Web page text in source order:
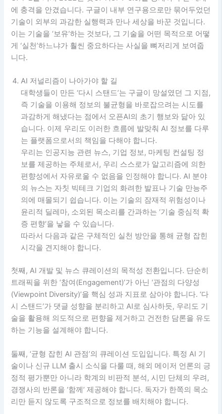
에 충격을 안겼습니다. 구글이 내부 연구용으로만 묶어두었던
기술이 외부의 과감한 실행력과 만나 세상을 바꾼 것입니다.
이는 기술을 ‘보유’하는 것보다, 그 기술을 어떤 목적으로 어떻
게 ‘실천’하느냐가 훨씬 중요하다는 사실을 뼈저리게 보여줍
니다.
AI 저널리즘이 나아가야 할 길
대학생들이 만든 ‘다시 스탠드’는 구글이 망설였던 그 지점,
즉 기술을 이용해 정보의 불균형을 바로잡으려는 시도를
과감하게 해냈다는 점에서 오픈AI의 초기 행보와 닮아 있
습니다. 이제 우리도 이러한 흐름에 발맞춰 AI 정보를 다루
는 플랫폼으로서의 책임을 다해야 합니다.
우리는 인공지능 관련 뉴스, 기업 정보, 마케팅 컨설팅 정
보를 제공하는 주체로서, 우리 스스로가 알고리즘에 의한
편향성에서 자유로울 수 없음을 인정해야 합니다. AI 분야
의 뉴스는 자칫 빅테크 기업의 화려한 발표나 기술 만능주
의에 매몰되기 쉽습니다. 이는 기술의 잠재적 위험성이나
윤리적 딜레마, 소외된 목소리를 간과하는 ‘기술 중심적 확
증 편향’을 낳을 수 있습니다.
따라서 다음과 같은 구체적인 실천 방안을 통해 균형 잡힌
시각을 견지해야 합니다.
첫째, AI 개발 및 뉴스 큐레이션의 목적성 전환입니다. 단순히
트래픽을 위한 ‘참여(Engagement)’가 아닌 ‘관점의 다양성
(Viewpoint Diversity)’을 핵심 성과 지표로 삼아야 합니다. ‘다
시 스탠드’가 댓글 성향을 분리하고 AI로 심사하듯, 우리도 기
술을 활용해 의도적으로 편향을 제거하고 건전한 담론을 유도
하는 기능을 설계해야 합니다.
둘째, ‘균형 잡힌 AI 관점’의 큐레이션 도입입니다. 특정 AI 기
술이나 신규 LLM 출시 소식을 다룰 때, 해외 메이저 언론의 긍
정적 평가뿐만 아니라 학계의 비판적 분석, 시민 단체의 우려,
경쟁사의 반론을 ‘함께’ 제공해야 합니다. 독자가 한쪽의 목소
리만 듣지 않도록 구조적으로 정보를 배치해야 합니다.